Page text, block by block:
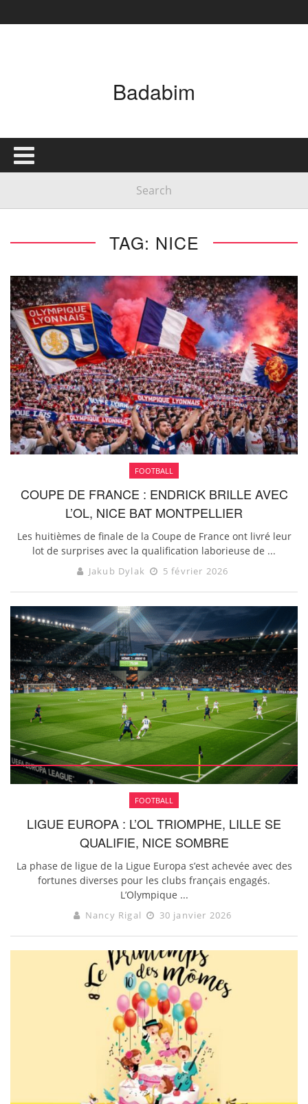
Badabim
TAG: NICE
FOOTBALL
COUPE DE FRANCE : ENDRICK BRILLE AVEC
L’OL, NICE BAT MONTPELLIER
Les huitièmes de finale de la Coupe de France ont livré leur
lot de surprises avec la qualification laborieuse de ...
Jakub Dylak 5 février 2026
FOOTBALL
LIGUE EUROPA : L’OL TRIOMPHE, LILLE SE
QUALIFIE, NICE SOMBRE
La phase de ligue de la Ligue Europa s’est achevée avec des
fortunes diverses pour les clubs français engagés.
L’Olympique ...
Nancy Rigal 30 janvier 2026